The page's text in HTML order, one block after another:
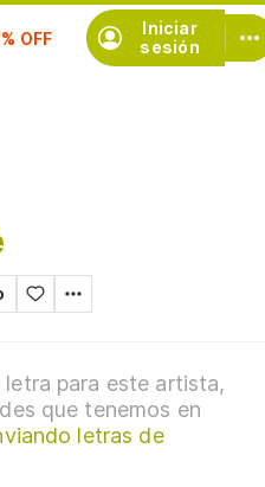
Iniciar
sesión
para este artista,
que tenemos en
letras de